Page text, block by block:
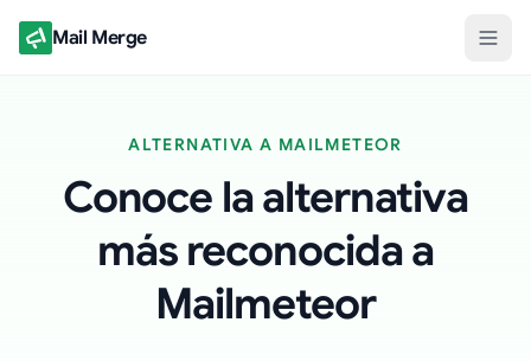
Mail Merge
ALTERNATIVA A MAILMETEOR
Conoce la alternativa
más reconocida a
Mailmeteor